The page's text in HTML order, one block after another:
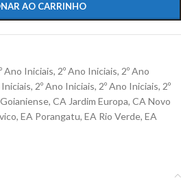
AO CARRINHO
Ano Iniciais, 2º Ano Iniciais, 2º Ano
Iniciais, 2º Ano Iniciais, 2º Ano Iniciais, 2º
, CA Jardim Europa, CA Novo
, EA Porangatu, EA Rio Verde, EA